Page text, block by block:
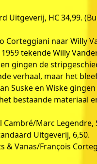
Uitgeverij, HC 34,99.
Corteggiani naar Willy
tekende Willy
gingen de
verhaal, maar het
Suske en Wiske
bestaande materiaal
Cambré/Marc
Uitgeverij, 6,50.
& Vanas/François